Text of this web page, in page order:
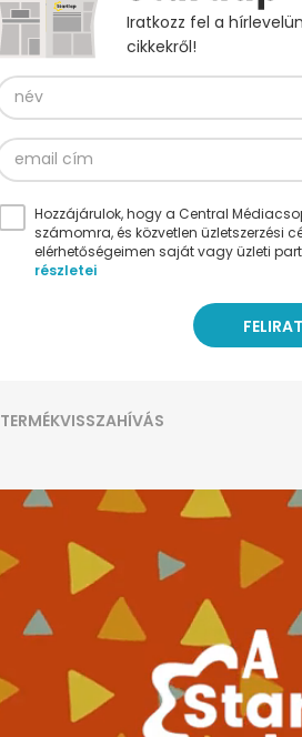
Iratkozz fel a
cikkekről!
Hozzájárulok, hogy a Central
számomra, és közvetlen üzletszerzési
elérhetőségeimen saját vagy üzleti
részletei
TERMÉKVISSZAHÍVÁS